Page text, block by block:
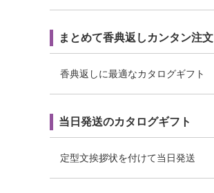
まとめて香典返しカンタン注文
香典返しに最適なカタログギフト
当日発送のカタログギフト
定型文挨拶状を付けて当日発送